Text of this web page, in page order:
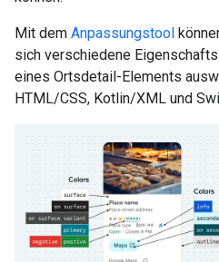
Mit dem Anpassungstool
sich verschiedene
eines Ortsdetail-Elements
HTML/CSS, Kotlin/XML und